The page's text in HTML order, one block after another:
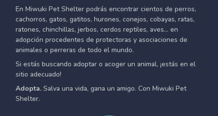
En Miwuki Pet Shelter podrás encontrar cientos de perros,
cachorros, gatos, gatitos, hurones, conejos, cobayas, ratas,
ratones, chinchillas, jerbos, cerdos reptiles, aves... en
adopción procedentes de protectoras y asociaciones de
animales o perreras de todo el mundo.
Si estás buscando adoptar o acoger un animal, ¡estás en el
sitio adecuado!
Adopta. Salva una vida, gana un amigo. Con Miwuki Pet
Shelter.